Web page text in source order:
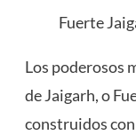
Fuerte
Los poderosos
de Jaigarh, o
construidos